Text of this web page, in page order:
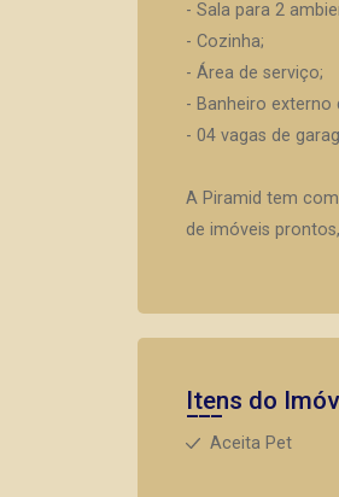
- Sala para 2
- Cozinha;
- Área de serviço;
- Banheiro externo
- 04 vagas de
A Piramid tem
de imóveis
Itens do
Aceita Pet